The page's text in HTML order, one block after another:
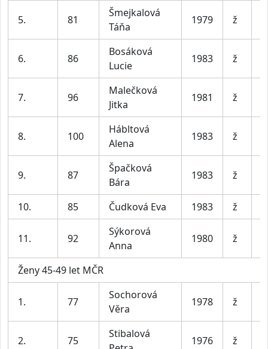
5. 81
Šmejkalová
Táňa
1979 ž
6. 86
Bosáková
Lucie
1983 ž
7. 96
Malečková
Jitka
1981 ž
8. 100
Hábltová
Alena
1983 ž
9. 87
Špačková
Bára
1983 ž
10. 85 Čudková Eva 1983 ž
11. 92
Sýkorová
Anna
1980 ž
Ženy 45-49 let MČR
1. 77
Sochorová
Věra
1978 ž
2. 75
Stibalová
1976 ž